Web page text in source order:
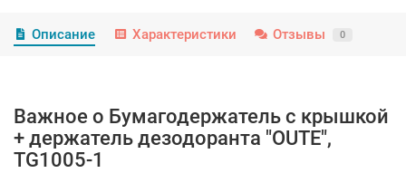
Описание Характеристики Отзывы 0
Важное о Бумагодержатель с крышкой
+ держатель дезодоранта "OUTE",
TG1005-1